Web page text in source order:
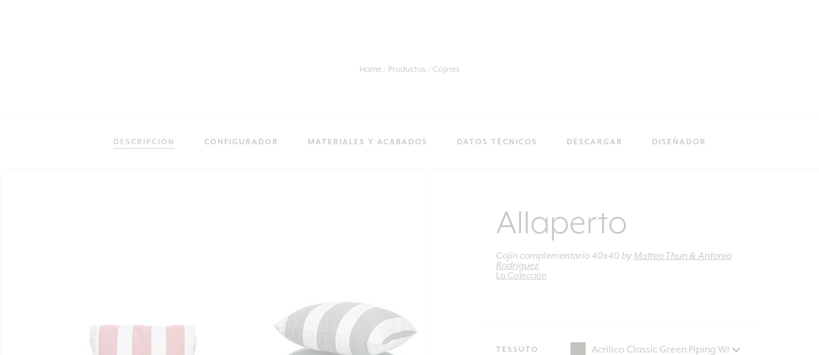
Home Productos Cojines
DESCRIPCIÓN CONFIGURADOR MATERIALES Y ACABADOS DATOS TÉCNICOS DESCARGAR DISEÑADOR
Allaperto
Cojín complementario 40x40 byMatteo Thun & Antonio
Rodriguez
La Colección
TESSUTO